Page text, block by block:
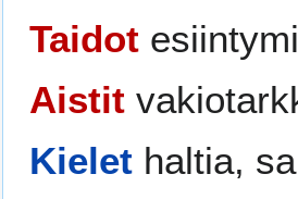
Taidot
Aistit
Kielet haltia,